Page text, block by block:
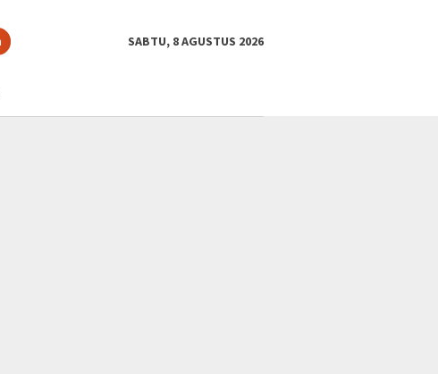
SABTU, 8 AGUSTUS 2026